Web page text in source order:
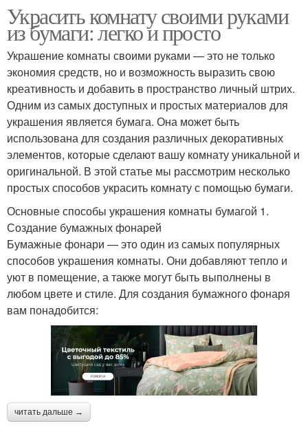
Украсить комнату своими руками
из бумаги: легко и просто
Украшение комнаты своими руками — это не только
экономия средств, но и возможность выразить свою
креативность и добавить в пространство личный штрих.
Одним из самых доступных и простых материалов для
украшения является бумага. Она может быть
использована для создания различных декоративных
элементов, которые сделают вашу комнату уникальной и
оригинальной. В этой статье мы рассмотрим несколько
простых способов украсить комнату с помощью бумаги.
Основные способы украшения комнаты бумагой 1.
Создание бумажных фонарей
Бумажные фонари — это один из самых популярных
способов украшения комнаты. Они добавляют тепло и
уют в помещение, а также могут быть выполнены в
любом цвете и стиле. Для создания бумажного фонаря
вам понадобится:
читать дальше →